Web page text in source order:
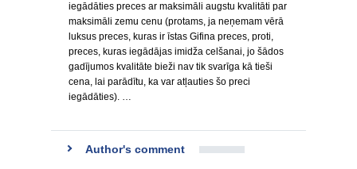
iegādāties preces ar maksimāli augstu kvalitāti par
maksimāli zemu cenu (protams, ja neņemam vērā
luksus preces, kuras ir īstas Gifina preces, proti,
preces, kuras iegādājas imidža celšanai, jo šādos
gadījumos kvalitāte bieži nav tik svarīga kā tieši
cena, lai parādītu, ka var atļauties šo preci
iegādāties). …
Author's comment